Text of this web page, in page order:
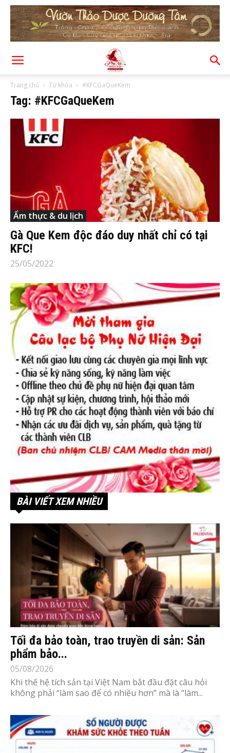
Trang chủ Từ khóa #KFCGaQueKem
Tag: #KFCGaQueKem
Ẩm thực & du lịch
Gà Que Kem độc đáo duy nhất chỉ có tại
KFC!
25/05/2022
BÀI VIẾT XEM NHIỀU
Tối đa bảo toàn, trao truyền di sản: Sản
phẩm bảo...
05/08/2026
Khi thế hệ tích sản tại Việt Nam bắt đầu đặt câu hỏi
không phải “làm sao để có nhiều hơn” mà là “làm...